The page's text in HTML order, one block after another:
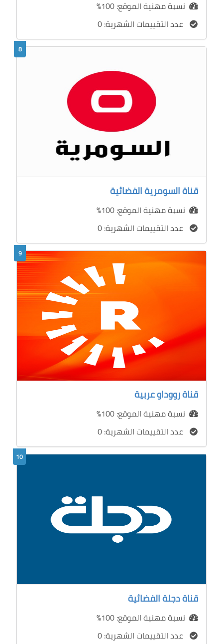
نسبة مهنية الموقع: 100%
عدد التقييمات الشهرية: 0
قناة السومرية الفضائية
نسبة مهنية الموقع: 100%
عدد التقييمات الشهرية: 0
8
قناة رووداو عربية
نسبة مهنية الموقع: 100%
عدد التقييمات الشهرية: 0
9
قناة دجلة الفضائية
نسبة مهنية الموقع: 100%
عدد التقييمات الشهرية: 0
10